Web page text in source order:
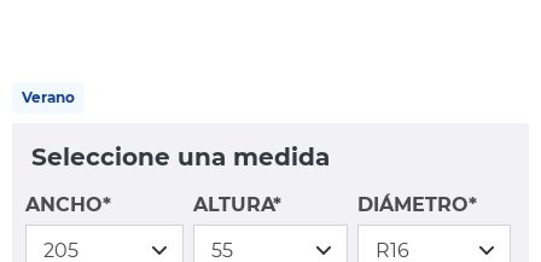
Verano
Seleccione una medida
ANCHO* ALTURA* DIÁMETRO*